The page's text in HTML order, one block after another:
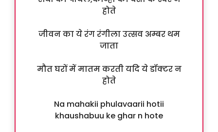
होते
जीवन का ये रंग रंगीला उत्सव अम्बर थम
जाता
मौत घरों में मातम करती यदि ये डॉक्टर न
होते
Na mahakii phulavaarii hotii
khaushabuu ke ghar n hote